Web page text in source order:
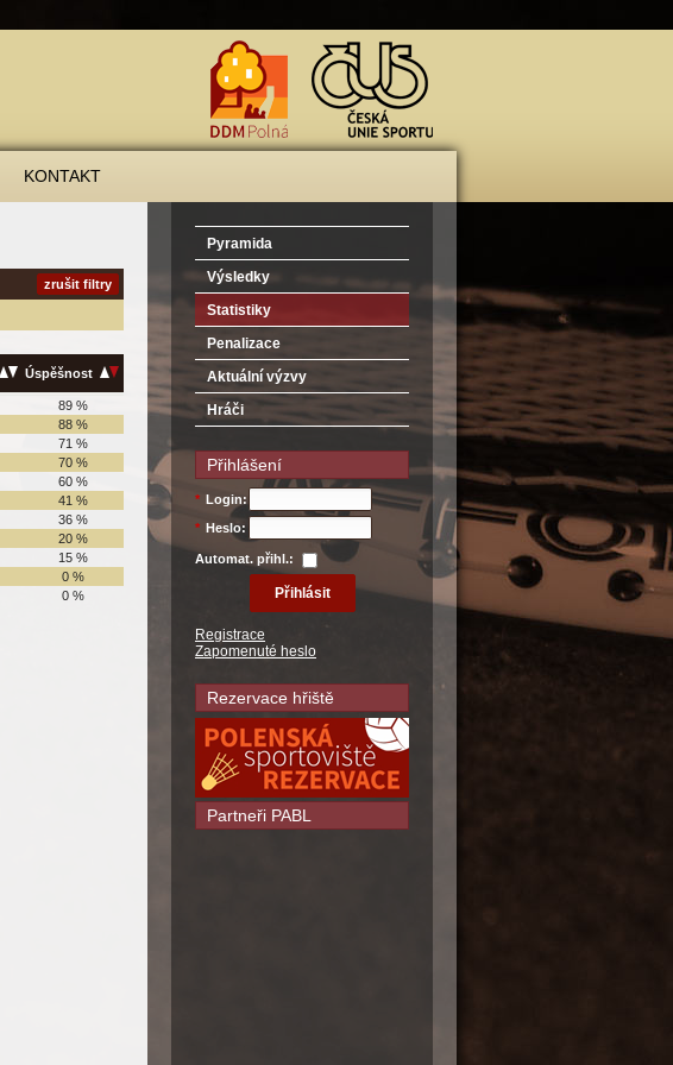
KONTAKT
zrušit filtry
Úspěšnost
89 %
88 %
71 %
70 %
60 %
41 %
36 %
20 %
15 %
0 %
0 %
Pyramida
Výsledky
Statistiky
Penalizace
Aktuální výzvy
Hráči
Přihlášení
* Login:
* Heslo:
Automat. přihl.:
Registrace
Zapomenuté heslo
Rezervace hřiště
Partneři PABL